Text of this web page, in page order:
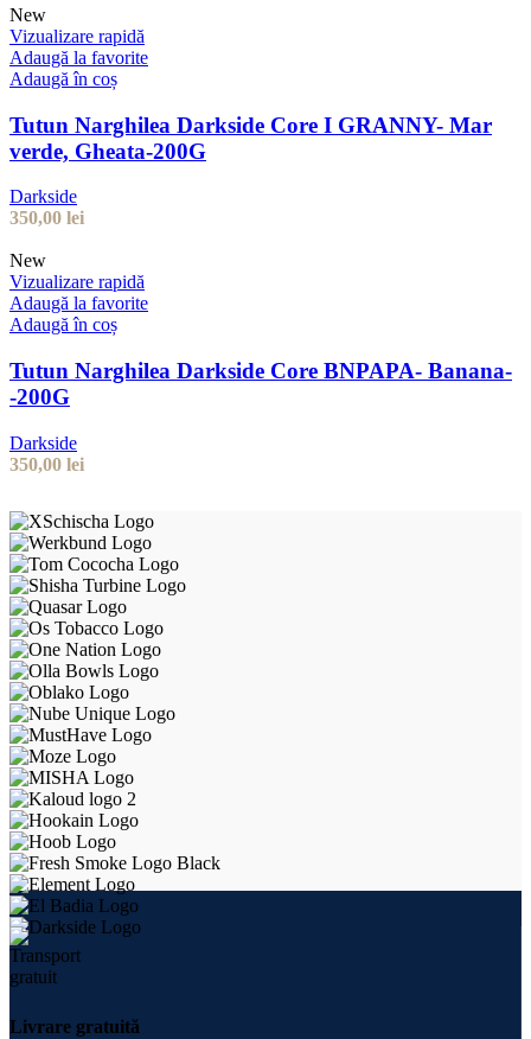
New
Vizualizare rapidă
Adaugă la favorite
Adaugă în coș
Tutun Narghilea Darkside Core I GRANNY- Mar
verde, Gheata-200G
Darkside
350,00 lei
New
Vizualizare rapidă
Adaugă la favorite
Adaugă în coș
Tutun Narghilea Darkside Core BNPAPA- Banana-
-200G
Darkside
350,00 lei
Livrare gratuită